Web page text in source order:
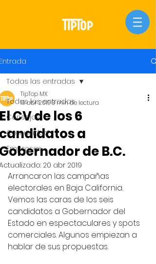
Todas las entradas
Consejos
Comunidad
Empresas
Todas las entradas
CV de los 6
a
de B.C.
TipTop MX
19 abr 20193 min de lectura
20 abr 2019
Arrancaron las campañas
electorales en Baja California.
Vemos las caras de los seis
candidatos a Gobernador del
Estado en espectaculares y spots
comerciales. Algunos empiezan a
hablar de sus propuestas.